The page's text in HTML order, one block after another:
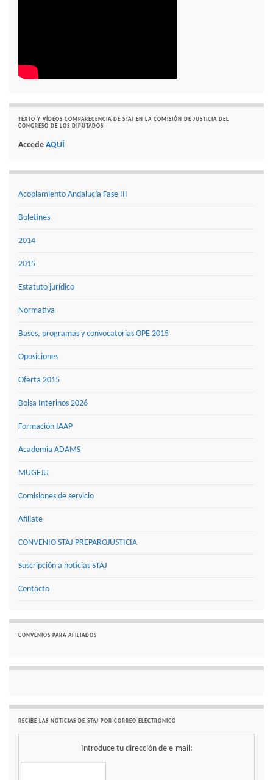
TEXTO Y VÍDEOS COMPARECENCIA DE STAJ EN LA COMISIÓN DE JUSTICIA DEL
CONGRESO DE LOS DIPUTADOS
Accede AQUÍ
Acoplamiento Andalucía Fase III
Boletines
2014
2015
Estatuto jurídico
Normativa
Bases, programas y convocatorias OPE 2015
Oposiciones
Oferta 2015
Bolsa Interinos 2026
Formación IAAP
Academia ADAMS
MUGEJU
Comisiones de servicio
Afíliate
CONVENIO STAJ-PREPAROJUSTICIA
Suscripción a noticias STAJ
Contacto
CONVENIOS PARA AFILIADOS
RECIBE LAS NOTICIAS DE STAJ POR CORREO ELECTRÓNICO
Introduce tu dirección de e-mail: